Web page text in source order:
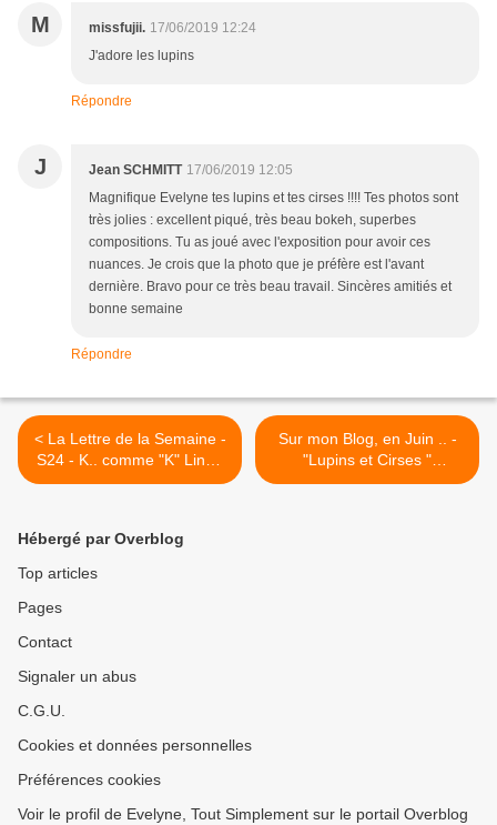
M missfujii. 17/06/2019 12:24
J'adore les lupins
Répondre
J Jean SCHMITT 17/06/2019 12:05
Magnifique Evelyne tes lupins et tes cirses !!!! Tes photos sont
très jolies : excellent piqué, très beau bokeh, superbes
compositions. Tu as joué avec l'exposition pour avoir ces
nuances. Je crois que la photo que je préfère est l'avant
dernière. Bravo pour ce très beau travail. Sincères amitiés et
bonne semaine
Répondre
< La Lettre de la Semaine -
S24 - K.. comme "K" Line..
(Kawasaki Kisen Kabushiki,
Sur mon Blog, en Juin .. -
"Lupins et Cirses "
@Mantes-la-Jolie >
Hébergé par Overblog
Top articles
Pages
Contact
Signaler un abus
C.G.U.
Cookies et données personnelles
Préférences cookies
Voir le profil de Evelyne, Tout Simplement sur le portail Overblog